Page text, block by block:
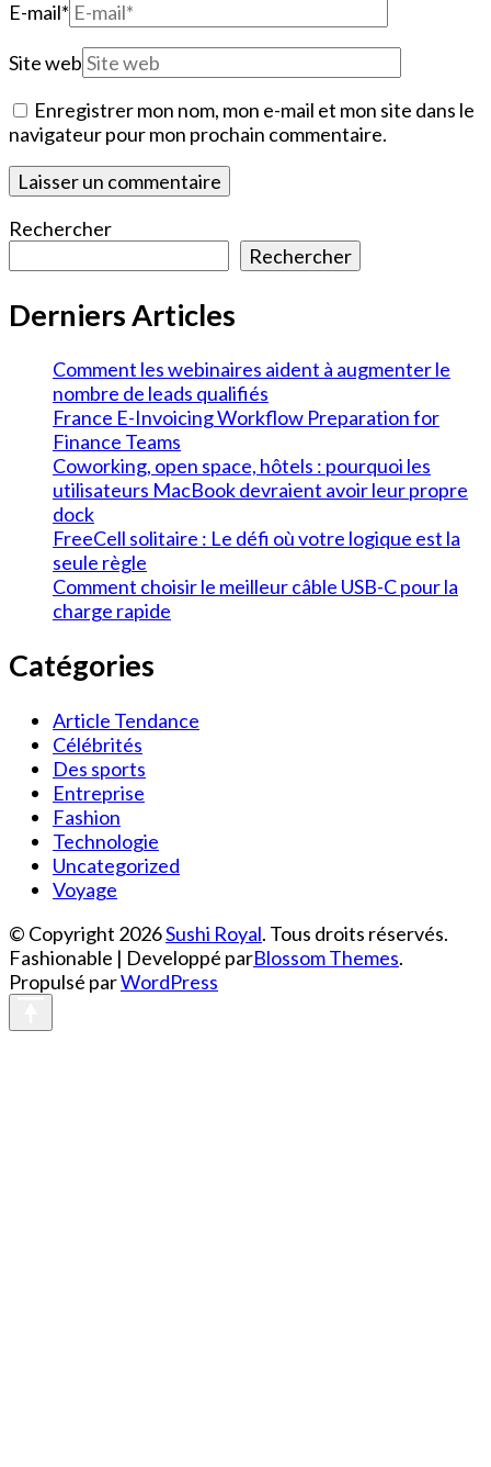
E-mail*
Site web
Enregistrer mon nom, mon e-mail et mon site dans le
navigateur pour mon prochain commentaire.
Rechercher
Rechercher
Derniers Articles
Comment les webinaires aident à augmenter le
nombre de leads qualifiés
France E-Invoicing Workflow Preparation for
Finance Teams
Coworking, open space, hôtels : pourquoi les
utilisateurs MacBook devraient avoir leur propre
dock
FreeCell solitaire : Le défi où votre logique est la
seule règle
Comment choisir le meilleur câble USB-C pour la
charge rapide
Catégories
Article Tendance
Célébrités
Des sports
Entreprise
Fashion
Technologie
Uncategorized
Voyage
© Copyright 2026Sushi Royal. Tous droits réservés.
Fashionable | Developpé parBlossom Themes.
Propulsé parWordPress